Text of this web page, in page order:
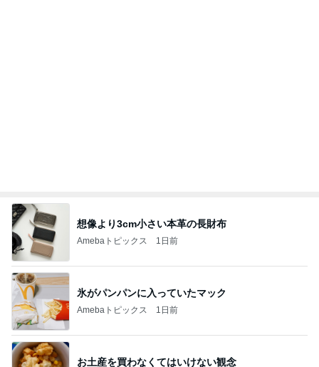
想像より3cm小さい本革の長財布
Amebaトピックス 1日前
氷がパンパンに入っていたマック
Amebaトピックス 1日前
お土産を買わなくてはいけない観念